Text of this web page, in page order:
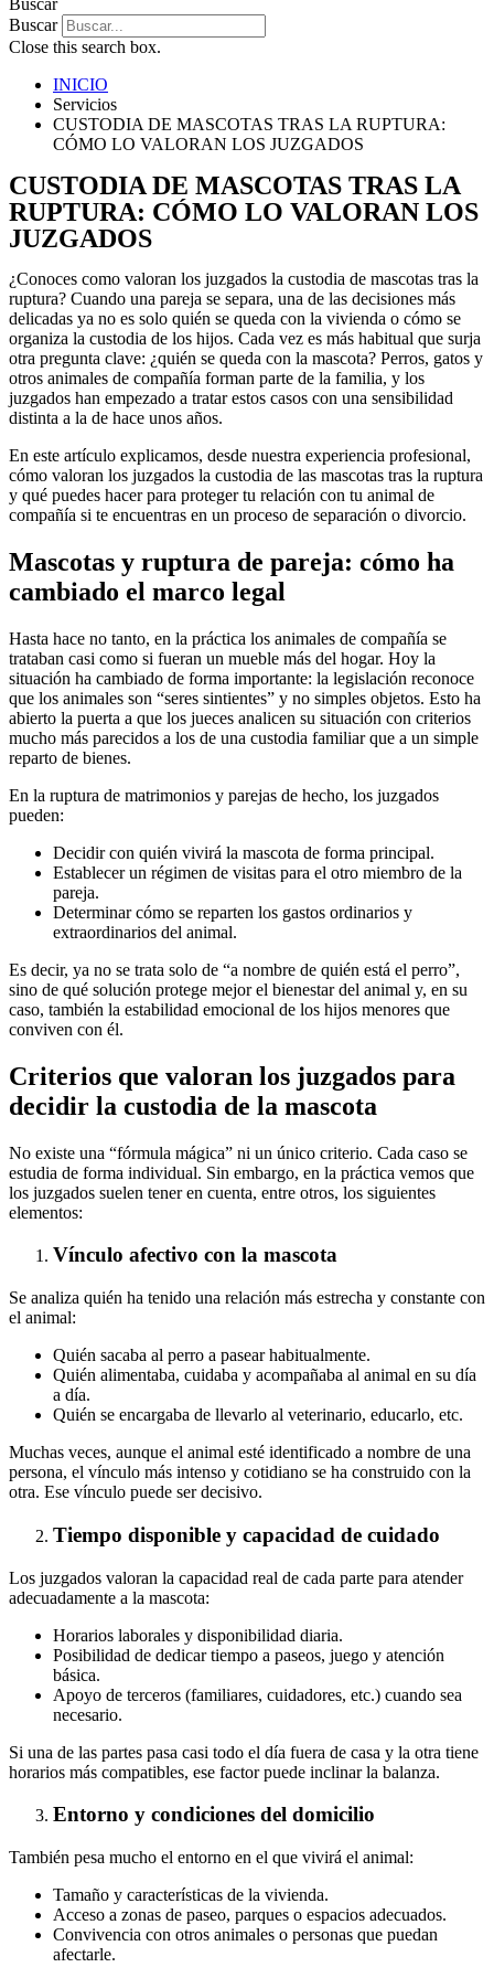
Buscar
Buscar
Close this search box.
INICIO
Servicios
CUSTODIA DE MASCOTAS TRAS LA RUPTURA:
CÓMO LO VALORAN LOS JUZGADOS
CUSTODIA DE MASCOTAS TRAS LA
RUPTURA: CÓMO LO VALORAN LOS
JUZGADOS
¿Conoces como valoran los juzgados la custodia de mascotas tras la
ruptura? Cuando una pareja se separa, una de las decisiones más
delicadas ya no es solo quién se queda con la vivienda o cómo se
organiza la custodia de los hijos. Cada vez es más habitual que surja
otra pregunta clave: ¿quién se queda con la mascota? Perros, gatos y
otros animales de compañía forman parte de la familia, y los
juzgados han empezado a tratar estos casos con una sensibilidad
distinta a la de hace unos años.
En este artículo explicamos, desde nuestra experiencia profesional,
cómo valoran los juzgados la custodia de las mascotas tras la ruptura
y qué puedes hacer para proteger tu relación con tu animal de
compañía si te encuentras en un proceso de separación o divorcio.
Mascotas y ruptura de pareja: cómo ha
cambiado el marco legal
Hasta hace no tanto, en la práctica los animales de compañía se
trataban casi como si fueran un mueble más del hogar. Hoy la
situación ha cambiado de forma importante: la legislación reconoce
que los animales son “seres sintientes” y no simples objetos. Esto ha
abierto la puerta a que los jueces analicen su situación con criterios
mucho más parecidos a los de una custodia familiar que a un simple
reparto de bienes.
En la ruptura de matrimonios y parejas de hecho, los juzgados
pueden:
Decidir con quién vivirá la mascota de forma principal.
Establecer un régimen de visitas para el otro miembro de la
pareja.
Determinar cómo se reparten los gastos ordinarios y
extraordinarios del animal.
Es decir, ya no se trata solo de “a nombre de quién está el perro”,
sino de qué solución protege mejor el bienestar del animal y, en su
caso, también la estabilidad emocional de los hijos menores que
conviven con él.
Criterios que valoran los juzgados para
decidir la custodia de la mascota
No existe una “fórmula mágica” ni un único criterio. Cada caso se
estudia de forma individual. Sin embargo, en la práctica vemos que
los juzgados suelen tener en cuenta, entre otros, los siguientes
elementos:
Vínculo afectivo con la mascota
Se analiza quién ha tenido una relación más estrecha y constante con
el animal:
Quién sacaba al perro a pasear habitualmente.
Quién alimentaba, cuidaba y acompañaba al animal en su día
a día.
Quién se encargaba de llevarlo al veterinario, educarlo, etc.
Muchas veces, aunque el animal esté identificado a nombre de una
persona, el vínculo más intenso y cotidiano se ha construido con la
otra. Ese vínculo puede ser decisivo.
Tiempo disponible y capacidad de cuidado
Los juzgados valoran la capacidad real de cada parte para atender
adecuadamente a la mascota:
Horarios laborales y disponibilidad diaria.
Posibilidad de dedicar tiempo a paseos, juego y atención
básica.
Apoyo de terceros (familiares, cuidadores, etc.) cuando sea
necesario.
Si una de las partes pasa casi todo el día fuera de casa y la otra tiene
horarios más compatibles, ese factor puede inclinar la balanza.
Entorno y condiciones del domicilio
También pesa mucho el entorno en el que vivirá el animal:
Tamaño y características de la vivienda.
Acceso a zonas de paseo, parques o espacios adecuados.
Convivencia con otros animales o personas que puedan
afectarle.